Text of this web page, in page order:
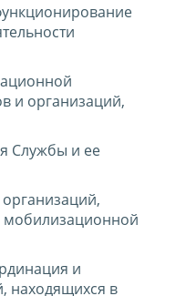
и организаций,
Службы и ее
мобилизационной
и
находящихся в